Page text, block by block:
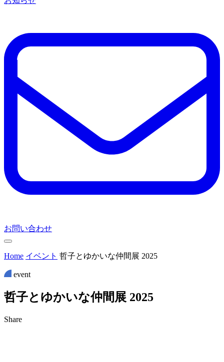
お問い合わせ
Home イベント 哲子とゆかいな仲間展 2025
event
哲子と ゆかいな仲間展 2025
Share